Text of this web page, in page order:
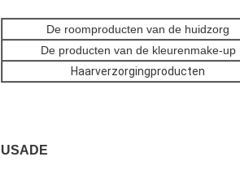
De roomproducten van de huidzorg
De producten van de kleurenmake-up
Haarverzorgingproducten
USADE